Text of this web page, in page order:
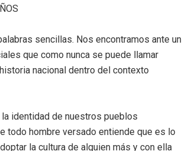
sencillas. Nos encontramos ante un
que como nunca se puede llamar
nacional dentro del contexto
identidad de nuestros pueblos
todo hombre versado entiende que es lo
la cultura de alguien más y con ella